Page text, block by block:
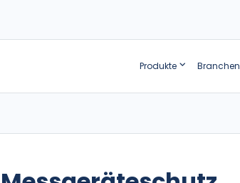
Produkte Branchen